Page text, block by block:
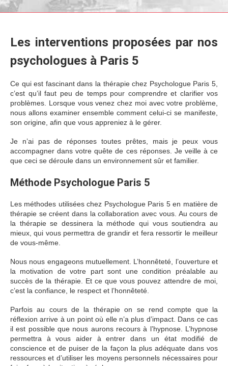
Les interventions proposées par nos
psychologues à Paris 5
Ce qui est fascinant dans la thérapie chez Psychologue Paris 5,
c’est qu’il faut peu de temps pour comprendre et clarifier vos
problèmes. Lorsque vous venez chez moi avec votre problème,
nous allons examiner ensemble comment celui-ci se manifeste,
son origine, afin que vous appreniez à le gérer.
Je n’ai pas de réponses toutes prêtes, mais je peux vous
accompagner dans votre quête de ces réponses. Je veille à ce
que ceci se déroule dans un environnement sûr et familier.
Méthode Psychologue Paris 5
Les méthodes utilisées chez Psychologue Paris 5 en matière de
thérapie se créent dans la collaboration avec vous. Au cours de
la thérapie se dessinera la méthode qui vous soutiendra au
mieux, qui vous permettra de grandir et fera ressortir le meilleur
de vous-même.
Nous nous engageons mutuellement. L’honnêteté, l’ouverture et
la motivation de votre part sont une condition préalable au
succès de la thérapie. Et ce que vous pouvez attendre de moi,
c’est la confiance, le respect et l’honnêteté.
Parfois au cours de la thérapie on se rend compte que la
réflexion arrive à un point où elle n’a plus d’impact. Dans ce cas
il est possible que nous aurons recours à l’hypnose. L’hypnose
permettra à vous aider à entrer dans un état modifié de
conscience et de puiser de la façon la plus adéquate dans vos
ressources et d’utiliser les moyens personnels nécessaires pour